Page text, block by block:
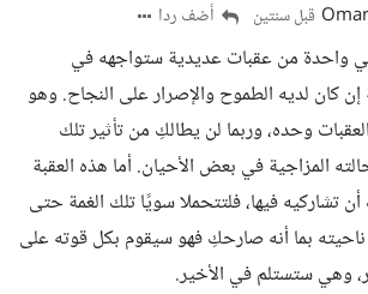
قبل سنتين أضف ردا
واحدة من عقبات عديدية ستواجهه في
إن كان لديه الطموح والإصرار على النجاح. وهو
وحده، وربما لن يطالكِ من تأثير تلك
المزاجية في بعض الأحيان. أما هذه العقبة
تشاركيه فيها، فلتتحملا سويًا تلك الغمة حتى
بما أنه صارحكِ فهو سيقوم بكل قوته على
وهي ستستلم في الأخير.